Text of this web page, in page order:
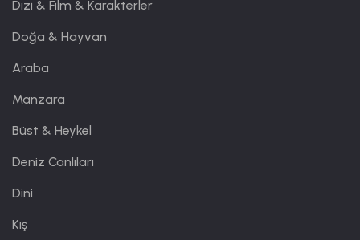
Dizi & Film & Karakterler
Doğa & Hayvan
Araba
Manzara
Büst & Heykel
Deniz Canlıları
Dini
Kış